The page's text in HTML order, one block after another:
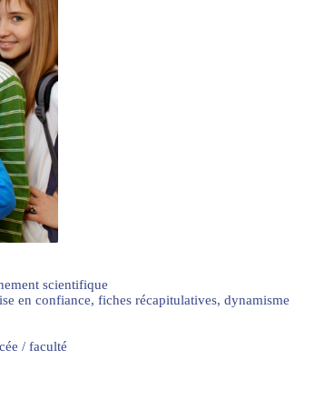
scientifique
en confiance, fiches récapitulatives, dynamisme
/ faculté